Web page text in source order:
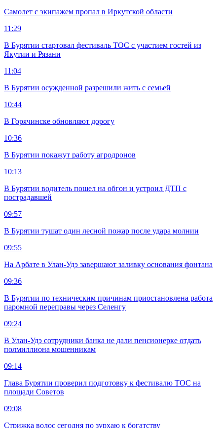
Самолет с экипажем пропал в Иркутской области
11:29
В Бурятии стартовал фестиваль ТОС с участием гостей из
Якутии и Рязани
11:04
В Бурятии осужденной разрешили жить с семьей
10:44
В Горячинске обновляют дорогу
10:36
В Бурятии покажут работу агродронов
10:13
В Бурятии водитель пошел на обгон и устроил ДТП с
пострадавшей
09:57
В Бурятии тушат один лесной пожар после удара молнии
09:55
На Арбате в Улан-Удэ завершают заливку основания фонтана
09:36
В Бурятии по техническим причинам приостановлена работа
паромной переправы через Селенгу
09:24
В Улан-Удэ сотрудники банка не дали пенсионерке отдать
полмиллиона мошенникам
09:14
Глава Бурятии проверил подготовку к фестивалю ТОС на
площади Советов
09:08
Стрижка волос сегодня по зурхаю к богатству